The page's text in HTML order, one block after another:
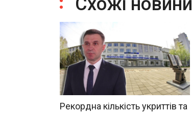
Рекордна кількість укриттів та